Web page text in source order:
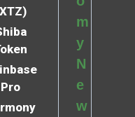
Pro
m
y
N
e
w